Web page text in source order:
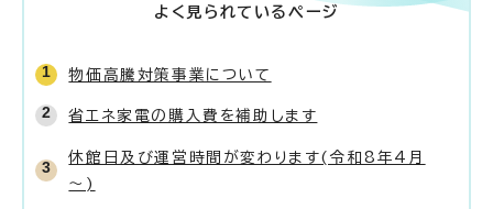
よく見られているページ
物価高騰対策事業について
省エネ家電の購入費を補助します
休館日及び運営時間が変わります(令和8年4月
～)